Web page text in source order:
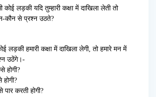
कोई लड़की यदि तुम्हारी कक्षा में दाखिला लेती तो
कौन से प्रश्न उठते?
लड़की हमारी कक्षा में दाखिला लेगी, तो हमारे मन में
उठेंगे।-
होगी?
करती होगी?